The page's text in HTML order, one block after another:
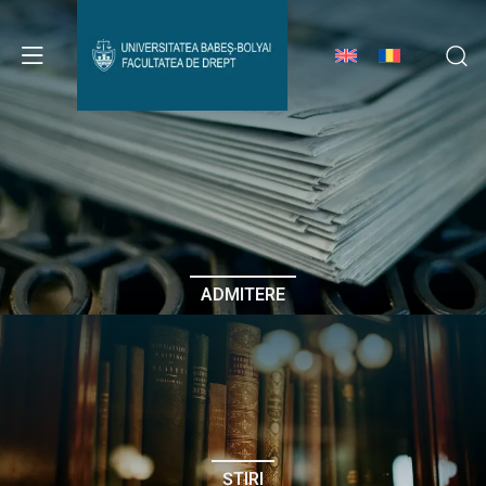
Avizier Studenți
Studii
Admitere
Erasmus & Internațional
Despre Facultate
ADMITERE
ȘTIRI